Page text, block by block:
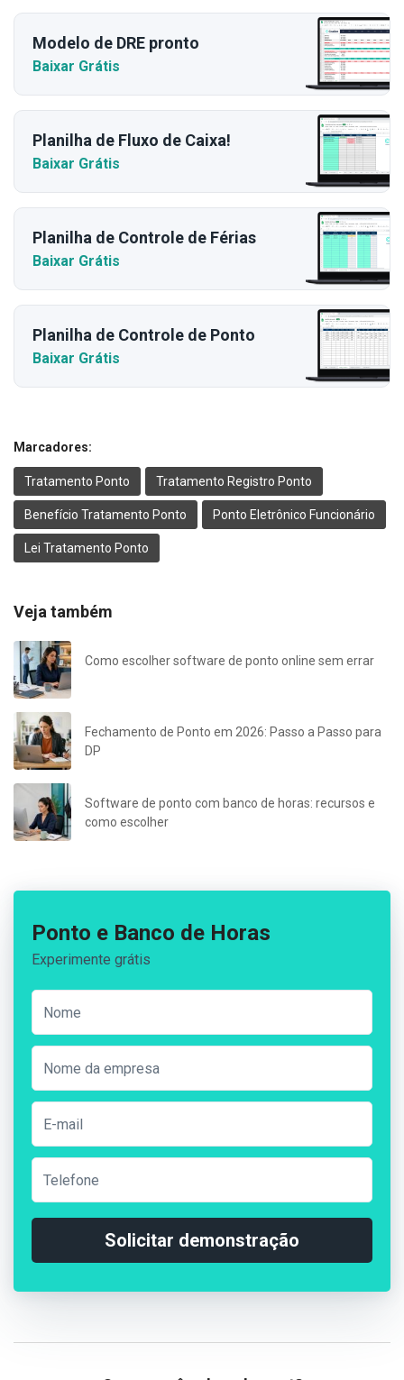
Modelo de DRE pronto
Baixar Grátis
Planilha de Fluxo de Caixa!
Baixar Grátis
Planilha de Controle de Férias
Baixar Grátis
Planilha de Controle de Ponto
Baixar Grátis
Marcadores:
Tratamento Ponto Tratamento Registro Ponto
Benefício Tratamento Ponto Ponto Eletrônico Funcionário
Lei Tratamento Ponto
Veja também
Como escolher software de ponto online sem errar
Fechamento de Ponto em 2026: Passo a Passo para
DP
Software de ponto com banco de horas: recursos e
como escolher
Ponto e Banco de Horas
Experimente grátis
Solicitar demonstração